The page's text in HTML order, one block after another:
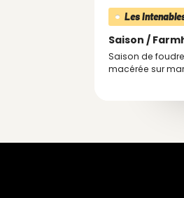
Les
Saison /
Saison de
macérée sur